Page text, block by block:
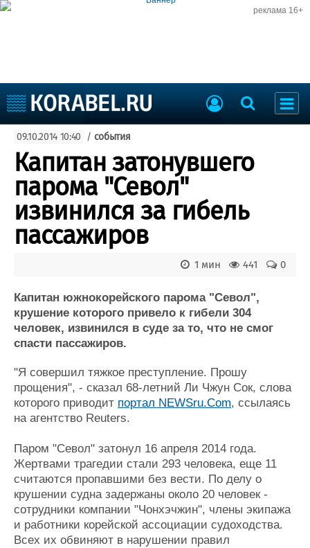
реклама 16+
Судоходство
Судоремонт
События
Порты
Рыболовство
ВМФ
Яхты и катера
Еще
Пульс
Новости
Компании
Репутация
Крюинг
Журнал
Реклама
Доска объявлений
Продажа флота
Оборудование
Услуги
Конференции
Выставки и семинары
Личности
Словарь
Флот
Галерея флота
Форум
Отзывы
Все службы
09.10.2014 10:40 / события
Капитан затонувшего
парома "Севол"
извинился за гибель
пассажиров
0
441
1 мин
Капитан южнокорейского парома "Севол",
крушение которого привело к гибели 304
человек, извинился в суде за то, что не смог
спасти пассажиров.
"Я совершил тяжкое преступление. Прошу
прощения", - сказал 68-летний Ли Чжун Сок, слова
которого приводит портал NEWSru.Com, ссылаяcь
на агентство Reuters.
Паром "Севол" затонул 16 апреля 2014 года.
Жертвами трагедии стали 293 человека, еще 11
считаются пропавшими без вести. По делу о
крушении судна задержаны около 20 человек -
сотрудники компании "Чонхэчжин", члены экипажа
и работники корейской ассоциации судоходства.
Всех их обвиняют в нарушении правил